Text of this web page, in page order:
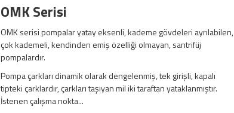
OMK Serisi
OMK serisi pompalar yatay eksenli, kademe gövdeleri ayrılabilen,
çok kademeli, kendinden emiş özelliği olmayan, santrifüj
pompalardır.
Pompa çarkları dinamik olarak dengelenmiş, tek girişli, kapalı
tipteki çarklardır, çarkları taşıyan mil iki taraftan yataklanmıştır.
İstenen çalışma nokta...